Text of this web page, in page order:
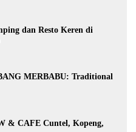
dan Resto Keren di
MERBABU: Traditional
& CAFE Cuntel, Kopeng,